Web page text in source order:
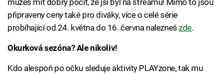
můžeš mít dobrý pocit, že jsi byl na streamu! Mimo to jsou
připraveny ceny také pro diváky, více o celé série
probíhající od 24. května do 16. června naleznešzde.
Okurková sezóna? Ale nikoliv!
Kdo alespoň po očku sleduje aktivity PLAYzone, tak mu